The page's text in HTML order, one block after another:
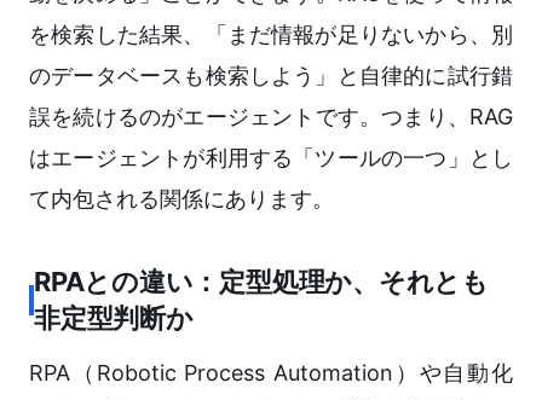
を検索した結果、「まだ情報が足りないから、別
のデータベースも検索しよう」と自律的に試行錯
誤を続けるのがエージェントです。つまり、RAG
はエージェントが利用する「ツールの一つ」とし
て内包される関係にあります。
RPAとの違い：定型処理か、それとも
非定型判断か
RPA（Robotic Process Automation）や自動化